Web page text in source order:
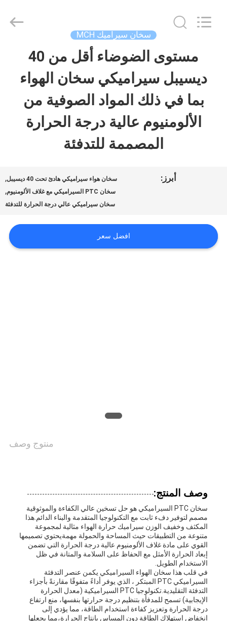
منتجات
معلومات
المصنع
الموقع
سياسة
الخصوصية
Hwalon
Electronic
سخان سيراميك MCH
مستوى الضوضاء أقل من 40
ديسيبل سيراميكي سخان الهواء
بما في ذلك المواد الصوفية من
الألومنيوم عالية درجة الحرارة
المصممة للتدفئة
أبرز: سخان هواء سيراميكي هادئ تحت 40 ديسيبل ,
سخان PTC السيراميكي مع غلاف الألومنيوم ,
سخان سيراميكي عالي درجة الحرارة للتدفئة
افضل سعر
منتوج وصف
وصف المنتج:
سخان PTC السيراميكي هو حل تسخين عالي الكفاءة والموثوقية
مصمم لتوفير دفء ثابت مع التكنولوجيا المتقدمة والبناء الدائم.هذا
المكثف وخفيف الوزن سيراميك حرارة الهواء مثالية لمجموعة
متنوعة من التطبيقات حيث المساحة والحمولة مهمةيحتوي تصميمها
القوي على مادة غلاف الألومنيوم عالية درجة الحرارة التي تضمن
إبعاد الحرارة الأمثل مع الحفاظ على السلامة والمتانة في ظل
الاستخدام الطويل.
في قلب هذا سخان الهواء السيراميكي يكمن عنصر التدفئة
السيراميكي PTC المبتكر ، الذي يوفر أداءً متفوقًا مقارنةً بأجزاء
التدفئة التقليدية.تكنولوجيا PTC السيراميكية (معدل الحرارة
الإيجابية) تسمح للمدفأة بتنظيم درجة حرارتها بنفسها، منع ارتفاع
درجة الحرارة وتعزيز كفاءة استخدام الطاقة، مما يؤدي إلى
انخفاض استهلاك الطاقة دون المساس بإنتاج الحرارة،مما يجعلها